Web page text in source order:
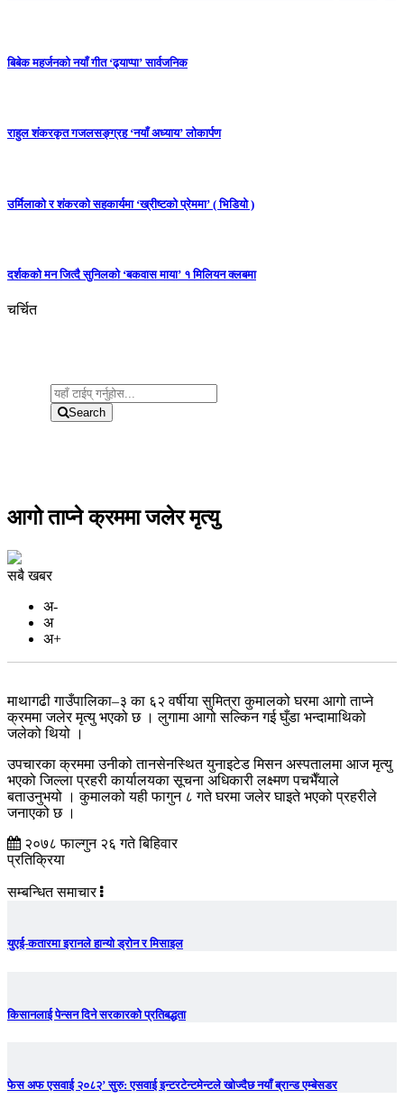
बिबेक महर्जनको नयाँ गीत ‘ढ्याप्पा’ सार्वजनिक
राहुल शंकरकृत गजलसङ्ग्रह ‘नयाँ अध्याय’ लोकार्पण
उर्मिलाको र शंकरको सहकार्यमा ‘ख्रीष्टको प्रेममा’ ( भिडियो )
दर्शकको मन जित्दै सुनिलको ‘बकवास माया’ १ मिलियन क्लबमा
चर्चित
Search
आगो ताप्ने क्रममा जलेर मृत्यु
सबै खबर
अ-
अ
अ+
माथागढी गाउँपालिका–३ का ६२ वर्षीया सुमित्रा कुमालको घरमा आगो ताप्ने
क्रममा जलेर मृत्यु भएको छ । लुगामा आगो सल्किन गई घुँडा भन्दामाथिको
जलेको थियो ।
उपचारका क्रममा उनीको तानसेनस्थित युनाइटेड मिसन अस्पतालमा आज मृत्यु
भएको जिल्ला प्रहरी कार्यालयका सूचना अधिकारी लक्ष्मण पचभैँयाले
बताउनुभयो । कुमालको यही फागुन ८ गते घरमा जलेर घाइते भएको प्रहरीले
जनाएको छ ।
२०७८ फाल्गुन २६ गते बिहिवार
प्रतिक्रिया
सम्बन्धित समाचार
युएई-कतारमा इरानले हान्यो ड्रोन र मिसाइल
किसानलाई पेन्सन दिने सरकारको प्रतिबद्धता
फेस अफ एसवाई २०८२’ सुरु: एसवाई इन्टरटेन्टमेन्टले खोज्दैछ नयाँ ब्रान्ड एम्बेसडर